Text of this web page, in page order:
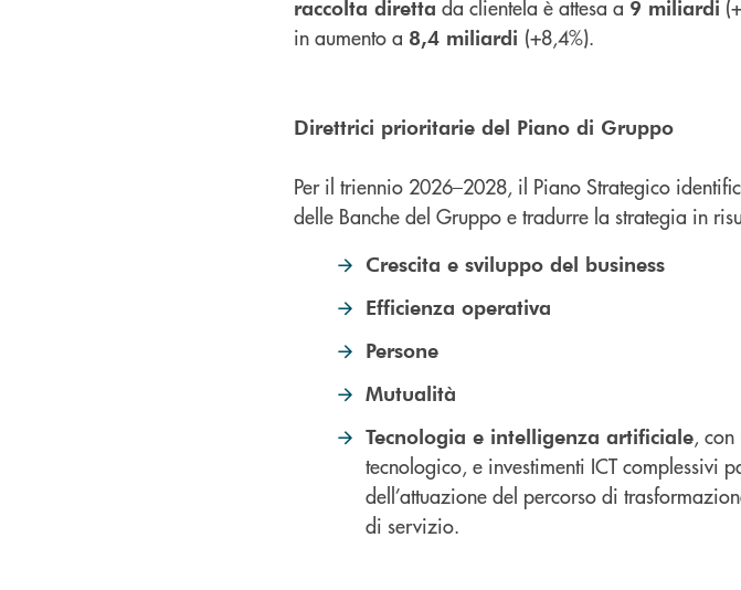
raccolta diretta da clientela è attesa a 9 miliardi
in aumento a 8,4 miliardi (+8,4%).
Direttrici prioritarie del Piano di Gruppo
Per il triennio 2026–2028, il Piano Strategico
delle Banche del Gruppo e tradurre la strategia in
Crescita e sviluppo del business
Efficienza operativa
Persone
Mutualità
Tecnologia e intelligenza artificiale,
tecnologico, e investimenti ICT complessivi
dell’attuazione del percorso di
di servizio.